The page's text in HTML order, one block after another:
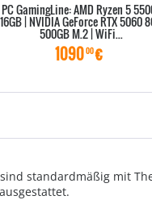
PC GamingLine: AMD Ryzen 5
16GB | NVIDIA GeForce RTX 5060
500GB M.2 | WiFi...
109000€
sind standardmäßig mit